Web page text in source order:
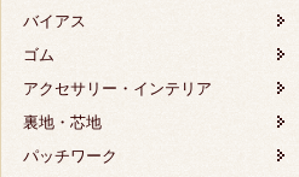
バイアス
ゴム
アクセサリー・インテリア
裏地・芯地
パッチワーク